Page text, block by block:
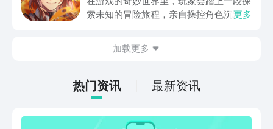
约了，等到游戏上线时，大家也能第一时
索未知的冒险旅程，亲自操控角色沉浸于
了勇敢的战士以及坚不可摧的坦克等多种
择初始角色会帮助大家更好的进行游戏。
更多
加载更多
热门资讯 最新资讯